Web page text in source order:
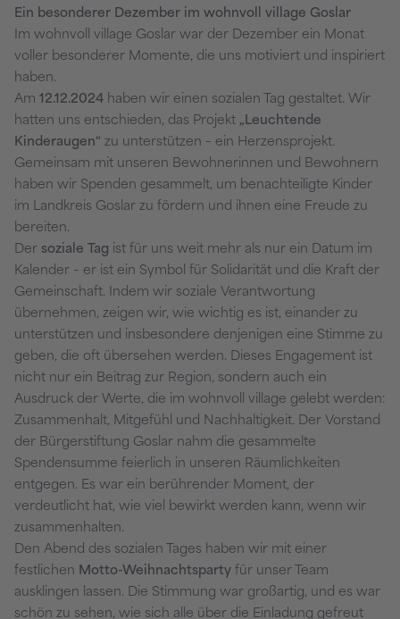
Ein besonderer Dezember im wohnvoll village Goslar
Im wohnvoll village Goslar war der Dezember ein Monat
voller besonderer Momente, die uns motiviert und inspiriert
haben.
Am 12.12.2024 haben wir einen sozialen Tag gestaltet. Wir
hatten uns entschieden, das Projekt „Leuchtende
Kinderaugen“ zu unterstützen – ein Herzensprojekt.
Gemeinsam mit unseren Bewohnerinnen und Bewohnern
haben wir Spenden gesammelt, um benachteiligte Kinder
im Landkreis Goslar zu fördern und ihnen eine Freude zu
bereiten.
Der soziale Tag ist für uns weit mehr als nur ein Datum im
Kalender – er ist ein Symbol für Solidarität und die Kraft der
Gemeinschaft. Indem wir soziale Verantwortung
übernehmen, zeigen wir, wie wichtig es ist, einander zu
unterstützen und insbesondere denjenigen eine Stimme zu
geben, die oft übersehen werden. Dieses Engagement ist
nicht nur ein Beitrag zur Region, sondern auch ein
Ausdruck der Werte, die im wohnvoll village gelebt werden:
Zusammenhalt, Mitgefühl und Nachhaltigkeit. Der Vorstand
der Bürgerstiftung Goslar nahm die gesammelte
Spendensumme feierlich in unseren Räumlichkeiten
entgegen. Es war ein berührender Moment, der
verdeutlicht hat, wie viel bewirkt werden kann, wenn wir
zusammenhalten.
Den Abend des sozialen Tages haben wir mit einer
festlichen Motto-Weihnachtsparty für unser Team
ausklingen lassen. Die Stimmung war großartig, und es war
schön zu sehen, wie sich alle über die Einladung gefreut